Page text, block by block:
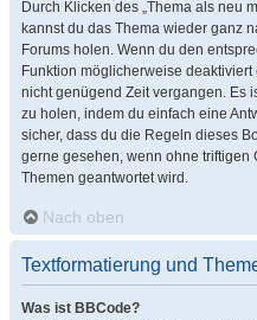
Durch Klicken des „Thema als neu
kannst du das Thema wieder ganz
Forums holen. Wenn du den
Funktion möglicherweise
nicht genügend Zeit vergangen. Es
zu holen, indem du einfach eine
sicher, dass du die Regeln dieses
gerne gesehen, wenn ohne triftigen
Themen geantwortet wird.
Nach oben
Textformatierung und
Was ist BBCode?